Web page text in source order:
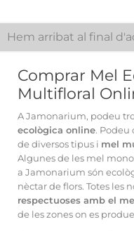
Hem arribat al final
Comprar Mel
Multifloral
A Jamonarium, podeu
ecològica online. Podeu
de diversos tipus i mel
Algunes de les mel
a Jamonarium són
nèctar de flors. Totes les
respectuoses amb el
de les zones on es